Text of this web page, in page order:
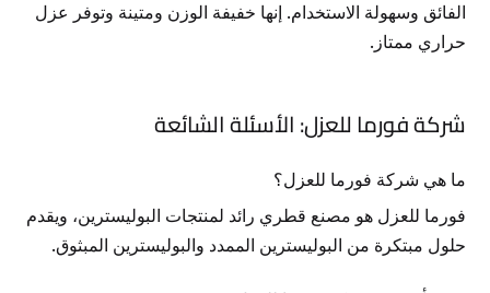
الفائق وسهولة الاستخدام. إنها خفيفة الوزن ومتينة وتوفر عزل
حراري ممتاز.
شركة فورما للعزل: الأسئلة الشائعة
ما هي شركة فورما للعزل؟
فورما للعزل هو مصنع قطري رائد لمنتجات البوليسترين، ويقدم
حلول مبتكرة من البوليسترين الممدد والبوليسترين المبثوق.